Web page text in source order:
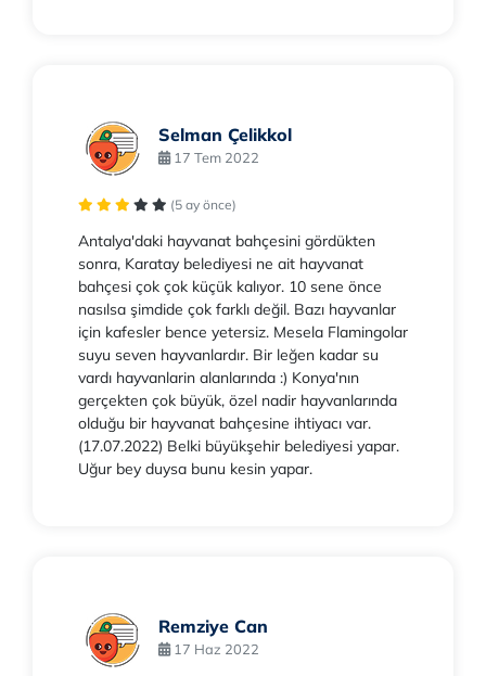
Selman Çelikkol
17 Tem 2022
(5 ay önce)
Antalya'daki hayvanat bahçesini gördükten
sonra, Karatay belediyesi ne ait hayvanat
bahçesi çok çok küçük kalıyor. 10 sene önce
nasılsa şimdide çok farklı değil. Bazı hayvanlar
için kafesler bence yetersiz. Mesela Flamingolar
suyu seven hayvanlardır. Bir leğen kadar su
vardı hayvanlarin alanlarında :) Konya'nın
gerçekten çok büyük, özel nadir hayvanlarında
olduğu bir hayvanat bahçesine ihtiyacı var.
(17.07.2022) Belki büyükşehir belediyesi yapar.
Uğur bey duysa bunu kesin yapar.
Remziye Can
17 Haz 2022